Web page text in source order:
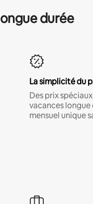
durée
La simplicité du
Des prix
vacances
mensuel unique